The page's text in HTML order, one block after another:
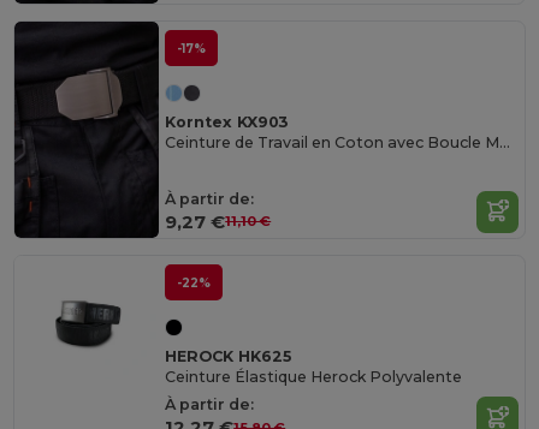
-17%
Korntex KX903
Ceinture de Travail en Coton avec Boucle Métallique
À partir de:
9,27 €11,10 €
-22%
HEROCK HK625
Ceinture Élastique Herock Polyvalente
À partir de: